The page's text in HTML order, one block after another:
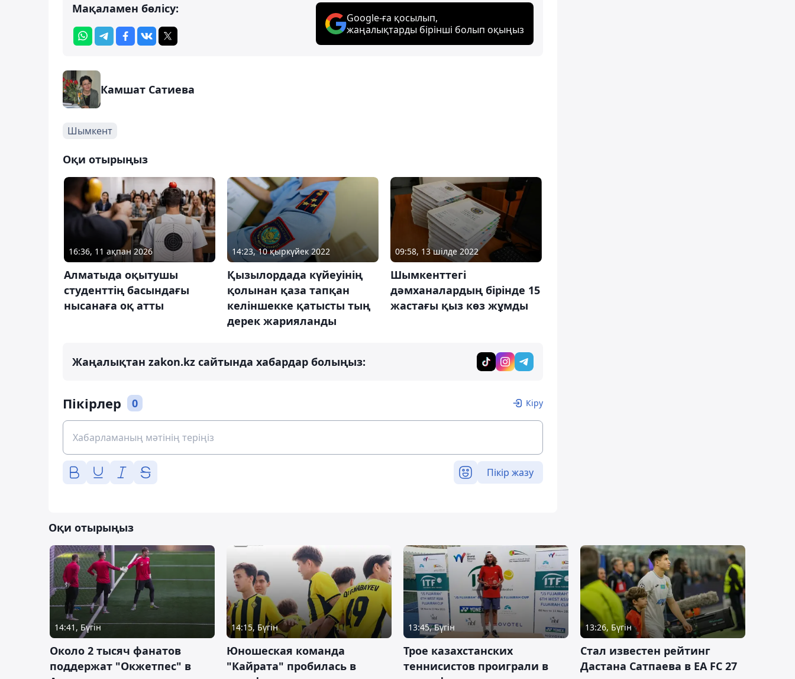
Мақаламен бөлісу:
Google-ға қосылып,
жаңалықтарды бірінші болып оқыңыз
Камшат Сатиева
Шымкент
Оқи отырыңыз
16:36, 11 ақпан 2026
Алматыда оқытушы
студенттің басындағы
нысанаға оқ атты
14:23, 10 қыркүйек 2022
Қызылордада күйеуінің
қолынан қаза тапқан
келіншекке қатысты тың
дерек жарияланды
09:58, 13 шілде 2022
Шымкенттегі
дәмханалардың бірінде 15
жастағы қыз көз жұмды
Жаңалықтан zakon.kz сайтында хабардар болыңыз:
Пікірлер 0 Кіру
Пікір жазу
Оқи отырыңыз
14:41, Бүгін
Около 2 тысяч фанатов
поддержат "Окжетпес" в
14:15, Бүгін
Юношеская команда
"Кайрата" пробилась в
13:45, Бүгін
Трое казахстанских
теннисистов проиграли в
13:26, Бүгін
Стал известен рейтинг
Дастана Сатпаева в EA FC 27